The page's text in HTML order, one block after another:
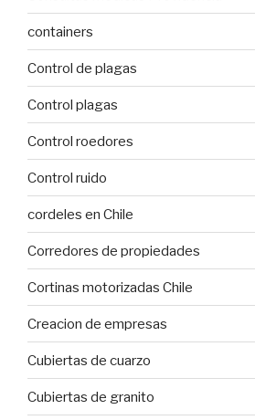
containers
Control de plagas
Control plagas
Control roedores
Control ruido
cordeles en Chile
Corredores de propiedades
Cortinas motorizadas Chile
Creacion de empresas
Cubiertas de cuarzo
Cubiertas de granito